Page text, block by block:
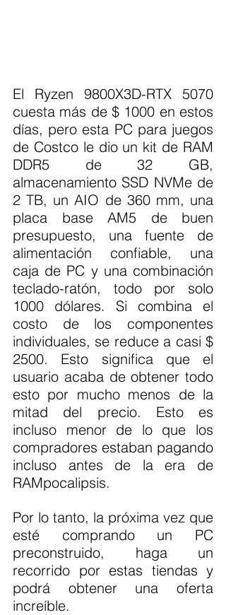
El Ryzen 9800X3D-RTX 5070
cuesta más de $ 1000 en estos
días, pero esta PC para juegos
de Costco le dio un kit de RAM
DDR5 de 32 GB,
almacenamiento SSD NVMe de
2 TB, un AIO de 360 mm, una
placa base AM5 de buen
presupuesto, una fuente de
alimentación confiable, una
caja de PC y una combinación
teclado-ratón, todo por solo
1000 dólares. Si combina el
costo de los componentes
individuales, se reduce a casi $
2500. Esto significa que el
usuario acaba de obtener todo
esto por mucho menos de la
mitad del precio. Esto es
incluso menor de lo que los
compradores estaban pagando
incluso antes de la era de
RAMpocalipsis.
Por lo tanto, la próxima vez que
esté comprando un PC
preconstruido, haga un
recorrido por estas tiendas y
podrá obtener una oferta
increíble.